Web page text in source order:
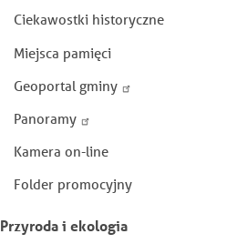
Ciekawostki historyczne
Miejsca pamięci
Geoportal gminy
Panoramy
Kamera on-line
Folder promocyjny
Przyroda i ekologia